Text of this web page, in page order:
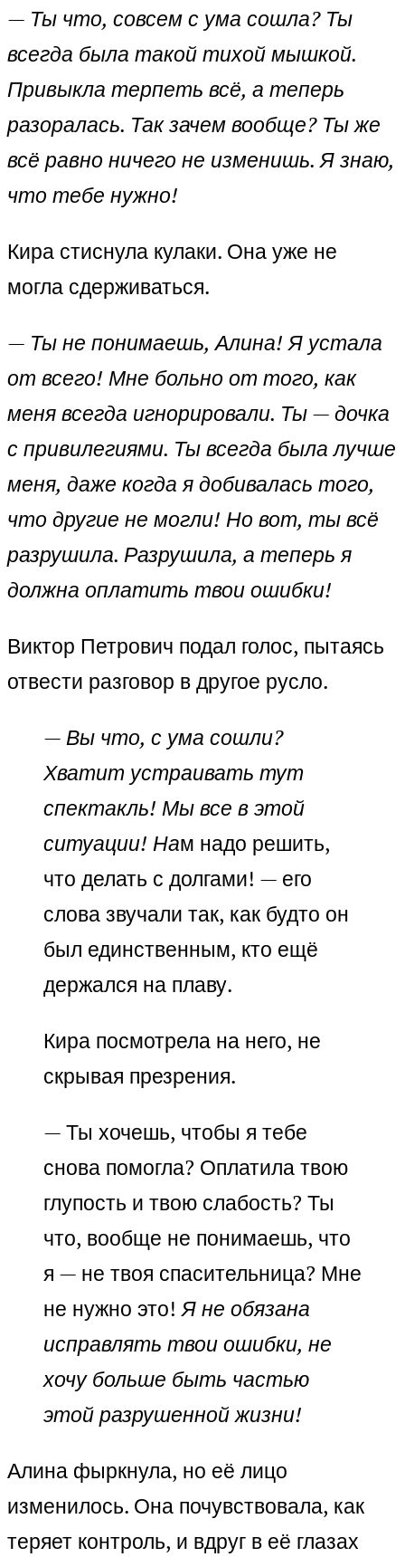
— Ты что, совсем с ума сошла? Ты
всегда была такой тихой мышкой.
Привыкла терпеть всё, а теперь
разоралась. Так зачем вообще? Ты же
всё равно ничего не изменишь. Я знаю,
что тебе нужно!
Кира стиснула кулаки. Она уже не
могла сдерживаться.
— Ты не понимаешь, Алина! Я устала
от всего! Мне больно от того, как
меня всегда игнорировали. Ты — дочка
с привилегиями. Ты всегда была лучше
меня, даже когда я добивалась того,
что другие не могли! Но вот, ты всё
разрушила. Разрушила, а теперь я
должна оплатить твои ошибки!
Виктор Петрович подал голос, пытаясь
отвести разговор в другое русло.
—Вы что, с ума сошли?
Хватит устраивать тут
спектакль! Мы все в этой
ситуации! Нам надо решить,
что делать с долгами! — его
слова звучали так, как будто он
был единственным, кто ещё
держался на плаву.
Кира посмотрела на него, не
скрывая презрения.
— Ты хочешь, чтобы я тебе
снова помогла? Оплатила твою
глупость и твою слабость? Ты
что, вообще не понимаешь, что
я — не твоя спасительница? Мне
не нужно это!Я не обязана
исправлять твои ошибки, не
хочу больше быть частью
этой разрушенной жизни!
Алина фыркнула, но её лицо
изменилось. Она почувствовала, как
теряет контроль, и вдруг в её глазах